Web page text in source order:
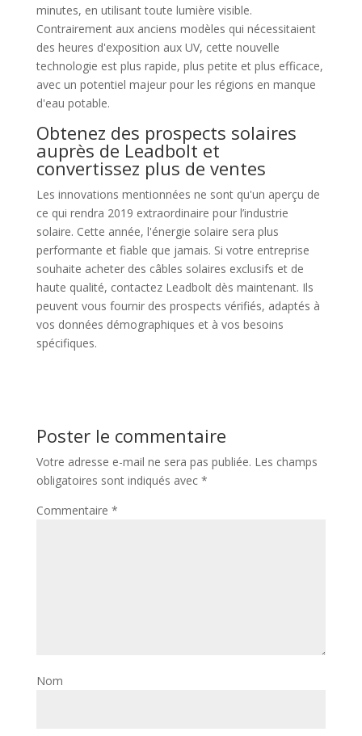
minutes, en utilisant toute lumière visible.
Contrairement aux anciens modèles qui nécessitaient
des heures d'exposition aux UV, cette nouvelle
technologie est plus rapide, plus petite et plus efficace,
avec un potentiel majeur pour les régions en manque
d'eau potable.
Obtenez des prospects solaires
auprès de Leadbolt et
convertissez plus de ventes
Les innovations mentionnées ne sont qu'un aperçu de
ce qui rendra 2019 extraordinaire pour l’industrie
solaire. Cette année, l'énergie solaire sera plus
performante et fiable que jamais. Si votre entreprise
souhaite acheter des câbles solaires exclusifs et de
haute qualité, contactez Leadbolt dès maintenant. Ils
peuvent vous fournir des prospects vérifiés, adaptés à
vos données démographiques et à vos besoins
spécifiques.
Poster le commentaire
Votre adresse e-mail ne sera pas publiée. Les champs
obligatoires sont indiqués avec *
Commentaire *
Nom